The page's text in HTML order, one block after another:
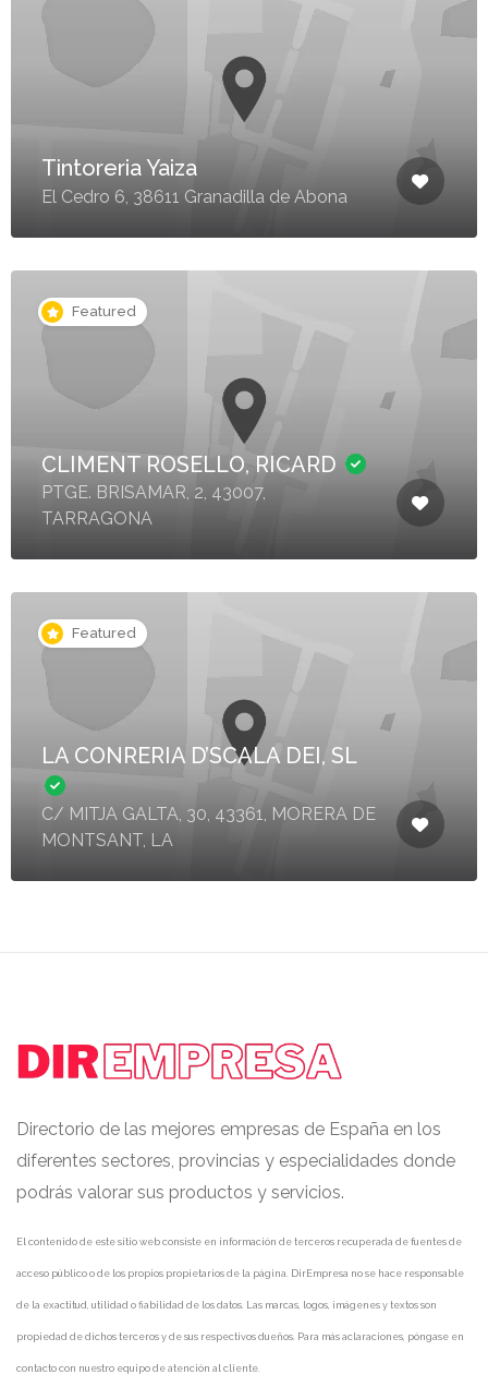
Tintoreria Yaiza
El Cedro 6, 38611 Granadilla de Abona
Featured
CLIMENT ROSELLO, RICARD
PTGE. BRISAMAR, 2, 43007,
TARRAGONA
Featured
LA CONRERIA D’SCALA DEI, SL
C/ MITJA GALTA, 30, 43361, MORERA DE
MONTSANT, LA
Directorio de las mejores empresas de España en los
diferentes sectores, provincias y especialidades donde
podrás valorar sus productos y servicios.
El contenido de este sitio web consiste en información de terceros recuperada de fuentes de
acceso público o de los propios propietarios de la página. DirEmpresa no se hace responsable
de la exactitud, utilidad o fiabilidad de los datos. Las marcas, logos, imágenes y textos son
propiedad de dichos terceros y de sus respectivos dueños. Para más aclaraciones, póngase en
contacto con nuestro equipo de atención al cliente.